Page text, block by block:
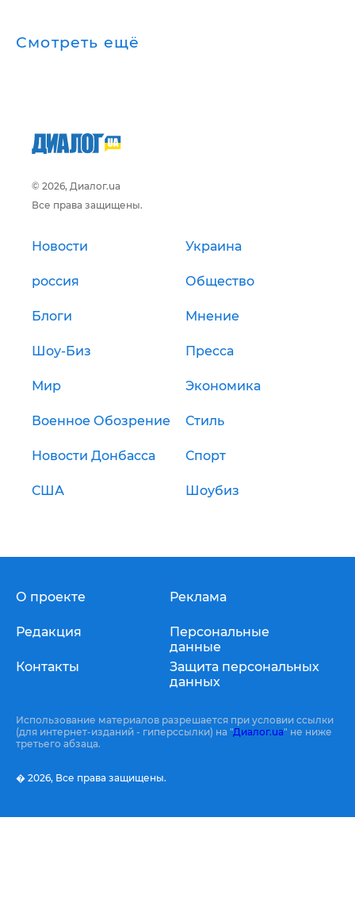
Смотреть ещё
© 2026, Диалог.ua
Все права защищены.
Новости Украина
россия Общество
Блоги Мнение
Шоу-Биз Пресса
Мир Экономика
Военное Обозрение Стиль
Новости Донбасса Спорт
США Шоубиз
О проекте
Редакция
Контакты
Реклама
Персональные
данные
Защита персональных
данных
Использование материалов разрешается при условии ссылки
(для интернет-изданий - гиперссылки) на "Диалог.ua" не ниже
третьего абзаца.
� 2026, Все права защищены.